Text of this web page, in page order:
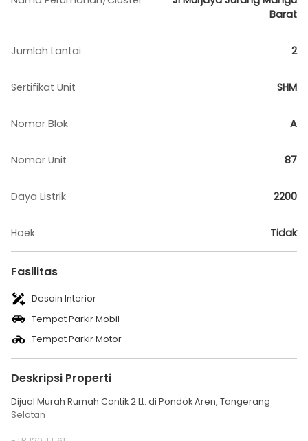
Barat
Jumlah Lantai 2
Sertifikat Unit SHM
Nomor Blok A
Nomor Unit 87
Daya Listrik 2200
Hoek Tidak
Fasilitas
Desain Interior
Tempat Parkir Mobil
Tempat Parkir Motor
Deskripsi Properti
Dijual Murah Rumah Cantik 2 Lt. di Pondok Aren, Tangerang
Selatan